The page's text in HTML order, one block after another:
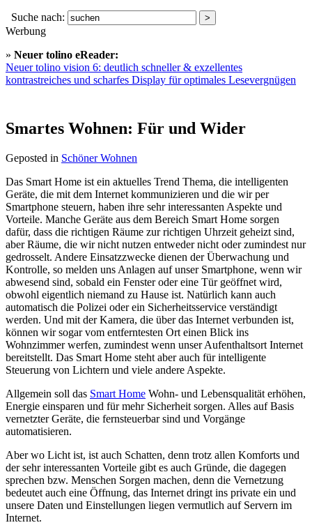
Suche nach:
Werbung
» Neuer tolino eReader:
Neuer tolino vision 6: deutlich schneller & exzellentes
kontrastreiches und scharfes Display für optimales Lesevergnügen
Smartes Wohnen: Für und Wider
Geposted in Schöner Wohnen
Das Smart Home ist ein aktuelles Trend Thema, die intelligenten
Geräte, die mit dem Internet kommunizieren und die wir per
Smartphone steuern, haben ihre sehr interessanten Aspekte und
Vorteile. Manche Geräte aus dem Bereich Smart Home sorgen
dafür, dass die richtigen Räume zur richtigen Uhrzeit geheizt sind,
aber Räume, die wir nicht nutzen entweder nicht oder zumindest nur
gedrosselt. Andere Einsatzzwecke dienen der Überwachung und
Kontrolle, so melden uns Anlagen auf unser Smartphone, wenn wir
abwesend sind, sobald ein Fenster oder eine Tür geöffnet wird,
obwohl eigentlich niemand zu Hause ist. Natürlich kann auch
automatisch die Polizei oder ein Sicherheitsservice verständigt
werden. Und mit der Kamera, die über das Internet verbunden ist,
können wir sogar vom entferntesten Ort einen Blick ins
Wohnzimmer werfen, zumindest wenn unser Aufenthaltsort Internet
bereitstellt. Das Smart Home steht aber auch für intelligente
Steuerung von Lichtern und viele andere Aspekte.
Allgemein soll das Smart Home Wohn- und Lebensqualität erhöhen,
Energie einsparen und für mehr Sicherheit sorgen. Alles auf Basis
vernetzter Geräte, die fernsteuerbar sind und Vorgänge
automatisieren.
Aber wo Licht ist, ist auch Schatten, denn trotz allen Komforts und
der sehr interessanten Vorteile gibt es auch Gründe, die dagegen
sprechen bzw. Menschen Sorgen machen, denn die Vernetzung
bedeutet auch eine Öffnung, das Internet dringt ins private ein und
unsere Daten und Einstellungen liegen vermutlich auf Servern im
Internet.